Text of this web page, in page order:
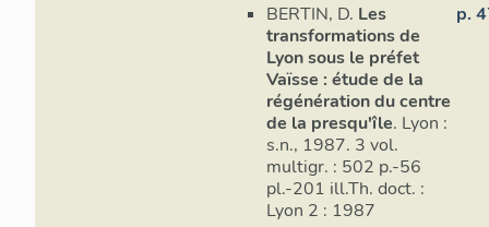
BERTIN, D. Les
transformations de
Lyon sous le préfet
Vaïsse : étude de la
régénération du centre
de la presqu'île. Lyon :
s.n., 1987. 3 vol.
multigr. : 502 p.-56
pl.-201 ill.Th. doct. :
Lyon 2 : 1987
p.